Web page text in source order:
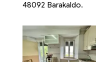
48092 Barakaldo.